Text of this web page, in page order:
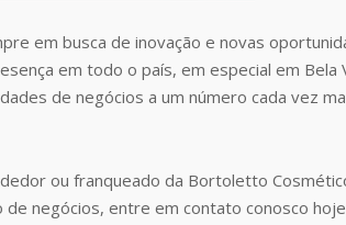
em busca de inovação e novas
em todo o país, em especial em Bela
de negócios a um número cada vez
ou franqueado da Bortoletto
negócios, entre em contato conosco